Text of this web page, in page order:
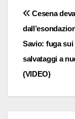
Cesena
Savio: fuga sui
salvataggi a
(VIDEO)